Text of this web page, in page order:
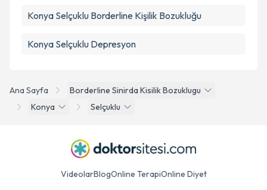
Ana Sayfa
Borderline Sinirda Kisilik Bozuklugu
Konya
Selçuklu
Konya Selçuklu Borderline Kişilik Bozukluğu
Konya Selçuklu Depresyon
VideolarBlogOnline TerapiOnline Diyet